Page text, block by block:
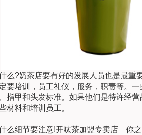
?奶茶店要有好的发展人员也是最重
要培训，员工礼仪，服务，职责等。
指甲和头发标准。如果他们是特许经
材料和培训员工。
细节要注意!开呔茶加盟专卖店，你之